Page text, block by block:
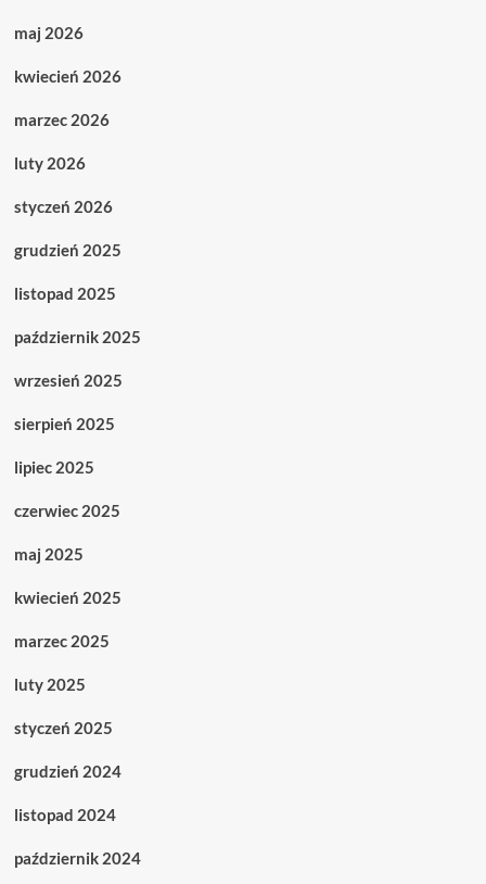
maj 2026
kwiecień 2026
marzec 2026
luty 2026
styczeń 2026
grudzień 2025
listopad 2025
październik 2025
wrzesień 2025
sierpień 2025
lipiec 2025
czerwiec 2025
maj 2025
kwiecień 2025
marzec 2025
luty 2025
styczeń 2025
grudzień 2024
listopad 2024
październik 2024